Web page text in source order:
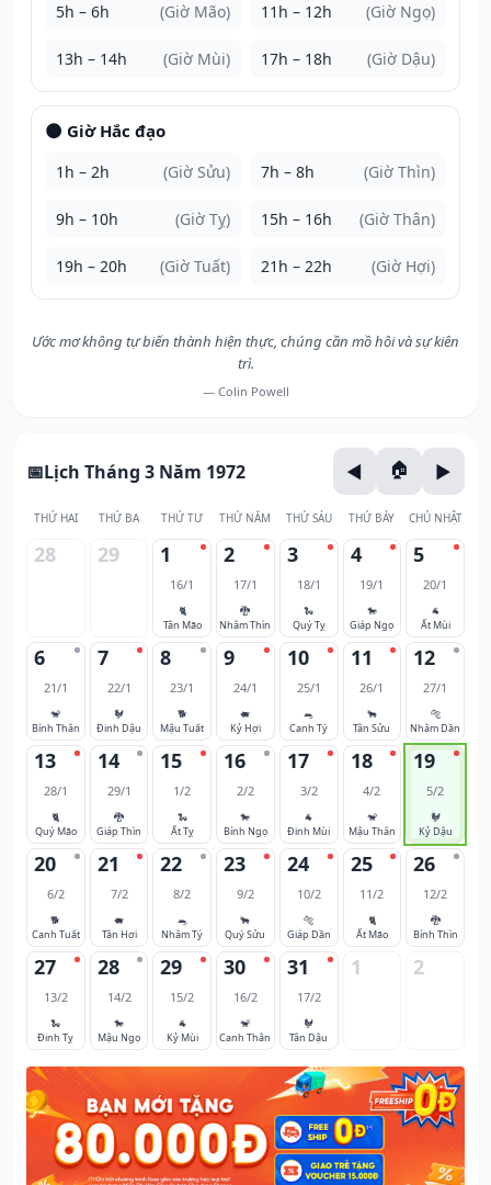
5h – 6h (Giờ Mão) 11h – 12h (Giờ Ngọ)
13h – 14h (Giờ Mùi) 17h – 18h (Giờ Dậu)
🌑 Giờ Hắc đạo
1h – 2h (Giờ Sửu) 7h – 8h (Giờ Thìn)
9h – 10h (Giờ Tỵ) 15h – 16h (Giờ Thân)
19h – 20h (Giờ Tuất) 21h – 22h (Giờ Hợi)
Ước mơ không tự biến thành hiện thực, chúng cần mồ hôi và sự kiên
trì.
— Colin Powell
Lịch Tháng 3 Năm 1972
THỨ HAI THỨ BA THỨ TƯ THỨ NĂM THỨ SÁU THỨ BẢY CHỦ NHẬT
28 29 1
16/1
🐈
Tân Mão
2
17/1
🐉
Nhâm Thìn
3
18/1
🐍
Quý Tỵ
4
19/1
🐎
Giáp Ngọ
5
20/1
🐐
Ất Mùi
6
21/1
🐒
Bính Thân
7
22/1
🐓
Đinh Dậu
8
23/1
🐕
Mậu Tuất
9
24/1
🐖
Kỷ Hợi
10
25/1
🐀
Canh Tý
11
26/1
🐂
Tân Sửu
12
27/1
🐅
Nhâm Dần
13
28/1
🐈
Quý Mão
14
29/1
🐉
Giáp Thìn
15
1/2
🐍
Ất Tỵ
16
2/2
🐎
Bính Ngọ
17
3/2
🐐
Đinh Mùi
18
4/2
🐒
Mậu Thân
19
5/2
🐓
Kỷ Dậu
20
6/2
🐕
Canh Tuất
21
7/2
🐖
Tân Hợi
22
8/2
🐀
Nhâm Tý
23
9/2
🐂
Quý Sửu
24
10/2
🐅
Giáp Dần
25
11/2
🐈
Ất Mão
26
12/2
🐉
Bính Thìn
27
13/2
🐍
Đinh Tỵ
28
14/2
🐎
Mậu Ngọ
29
15/2
🐐
Kỷ Mùi
30
16/2
🐒
Canh Thân
31
17/2
🐓
Tân Dậu
1 2